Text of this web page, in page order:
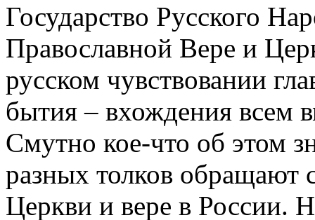
Государство Русского
Православной Вере и
русском чувствовании
бытия – вхождения всем
Смутно кое-что об этом
разных толков обращают
Церкви и вере в России.